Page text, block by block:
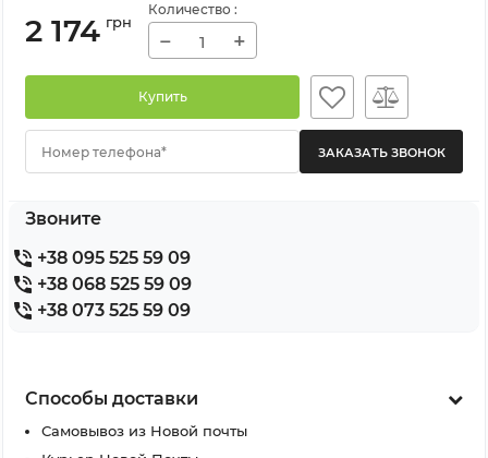
2 174 грн
Количество :
− +
Купить
Номер телефона*
Звоните
+38 095 525 59 09
+38 068 525 59 09
+38 073 525 59 09
Способы доставки
Самовывоз из Новой почты